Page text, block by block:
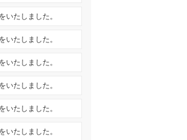
いたしました。
いたしました。
いたしました。
いたしました。
いたしました。
いたしました。